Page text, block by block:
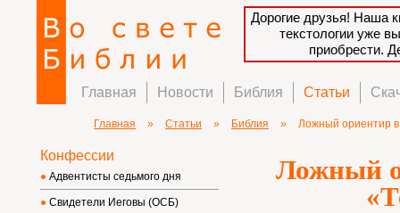
Дорогие друзья! Наша
текстологии уже
приобрести.
Главная Новости Библия Статьи
Главная » Статьи » Библия » Ложный ориентир в
Ложный
Конфессии
Адвентисты седьмого дня
Свидетели Иеговы (ОСБ)